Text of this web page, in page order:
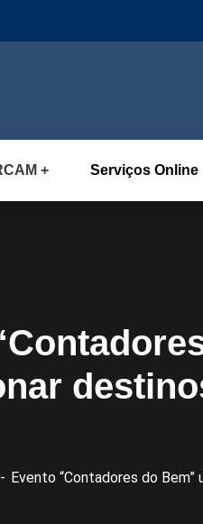
Serviços Online
Evento “Contadores do